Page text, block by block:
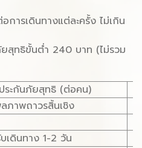
การเดินทางแต่ละครั้ง ไม่เกิน
สุทธิขั้นต่ำ 240 บาท (ไม่รวม
ระกันภัยสุทธิ (ต่อคน)
ภาพถาวรสิ้นเชิง
เดินทาง 1-2 วัน